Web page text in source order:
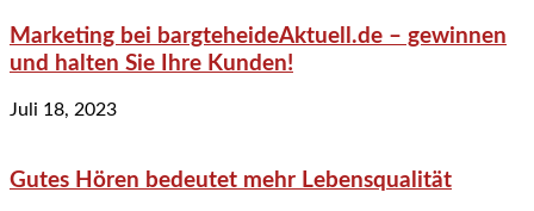
Marketing bei bargteheideAktuell.de – gewinnen
und halten Sie Ihre Kunden!
Juli 18, 2023
Gutes Hören bedeutet mehr Lebensqualität